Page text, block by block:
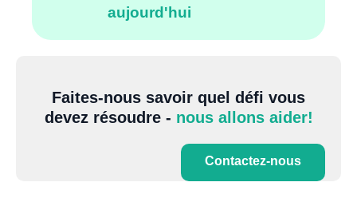
aujourd'hui
Faites-nous savoir quel défi vous
devez résoudre - nous allons aider!
Contactez-nous